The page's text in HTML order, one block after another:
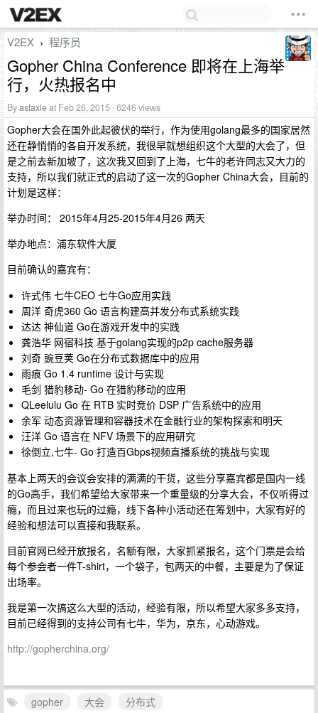
V2EX › 程序员
Gopher China Conference 即将在上海举
行，火热报名中
Byastaxieat Feb 26, 2015 · 6246 views
Gopher大会在国外此起彼伏的举行，作为使用golang最多的国家居然
还在静悄悄的各自开发系统，我很早就想组织这个大型的大会了，但
是之前去新加坡了，这次我又回到了上海，七牛的老许同志又大力的
支持，所以我们就正式的启动了这一次的Gopher China大会，目前的
计划是这样：
举办时间： 2015年4月25-2015年4月26 两天
举办地点：浦东软件大厦
目前确认的嘉宾有：
许式伟 七牛CEO 七牛Go应用实践
周洋 奇虎360 Go 语言构建高并发分布式系统实践
达达 神仙道 Go在游戏开发中的实践
龚浩华 网宿科技 基于golang实现的p2p cache服务器
刘奇 豌豆荚 Go在分布式数据库中的应用
雨痕 Go 1.4 runtime 设计与实现
毛剑 猎豹移动- Go 在猎豹移动的应用
QLeelulu Go 在 RTB 实时竞价 DSP 广告系统中的应用
余军 动态资源管理和容器技术在金融行业的架构探索和明天
汪洋 Go 语言在 NFV 场景下的应用研究
徐倒立,七牛- Go 打造百Gbps视频直播系统的挑战与实现
基本上两天的会议会安排的满满的干货，这些分享嘉宾都是国内一线
的Go高手，我们希望给大家带来一个重量级的分享大会，不仅听得过
瘾，而且过来也玩的过瘾，线下各种小活动还在筹划中，大家有好的
经验和想法可以直接和我联系。
目前官网已经开放报名，名额有限，大家抓紧报名，这个门票是会给
每个参会者一件T-shirt，一个袋子，包两天的中餐，主要是为了保证
出场率。
我是第一次搞这么大型的活动，经验有限，所以希望大家多多支持，
目前已经得到的支持公司有七牛，华为，京东，心动游戏。
http://gopherchina.org/
gopher 大会
分布式